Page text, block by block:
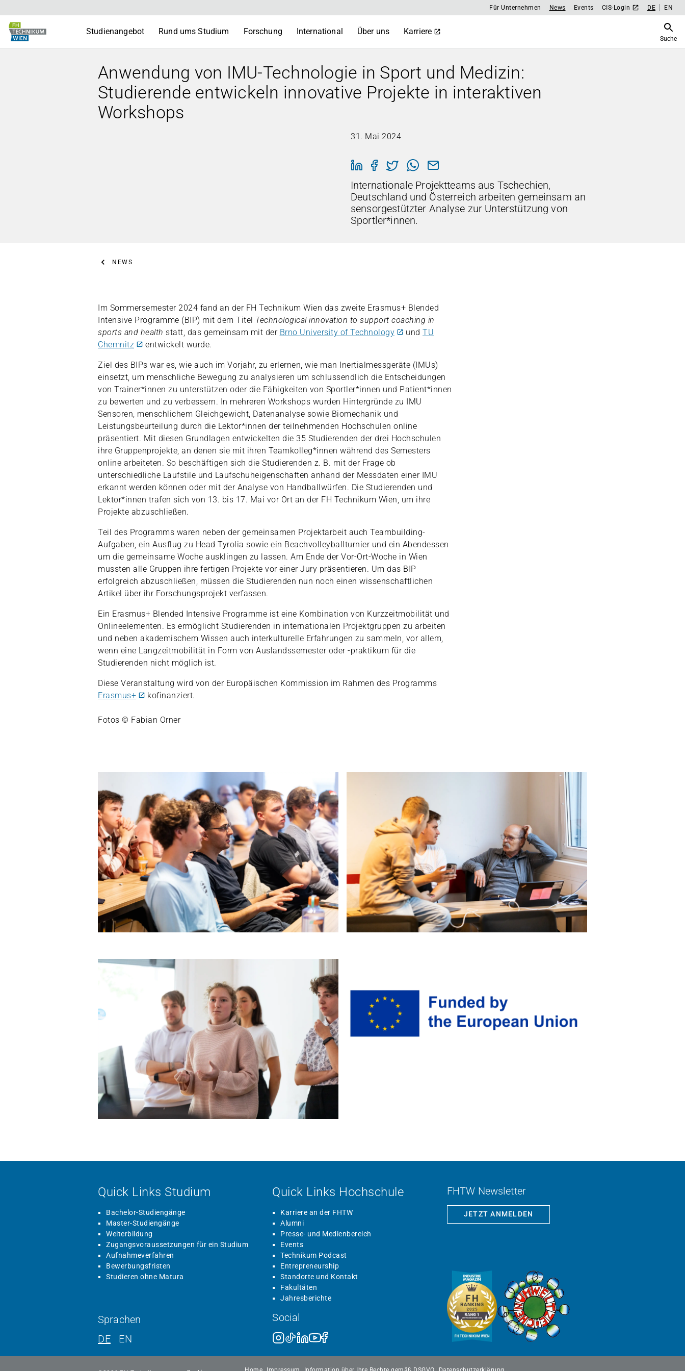
Für Unternehmen News Events CIS-Login DE EN
Studienangebot Rund ums Studium Forschung International Über uns Karriere
Suche
Anwendung von IMU-Technologie in Sport und Medizin:
Studierende entwickeln innovative Projekte in interaktiven
Workshops
31. Mai 2024
Internationale Projektteams aus Tschechien,
Deutschland und Österreich arbeiten gemeinsam an
sensorgestützter Analyse zur Unterstützung von
Sportler*innen.
NEWS
Im Sommersemester 2024 fand an der FH Technikum Wien das zweite Erasmus+ Blended
Intensive Programme (BIP) mit dem Titel Technological innovation to support coaching in
sports and health statt, das gemeinsam mit der Brno University of Technology und TU
Chemnitz
entwickelt wurde.
Ziel des BIPs war es, wie auch im Vorjahr, zu erlernen, wie man Inertialmessgeräte (IMUs)
einsetzt, um menschliche Bewegung zu analysieren um schlussendlich die Entscheidungen
von Trainer*innen zu unterstützen oder die Fähigkeiten von Sportler*innen und Patient*innen
zu bewerten und zu verbessern. In mehreren Workshops wurden Hintergründe zu IMU
Sensoren, menschlichem Gleichgewicht, Datenanalyse sowie Biomechanik und
Leistungsbeurteilung durch die Lektor*innen der teilnehmenden Hochschulen online
präsentiert. Mit diesen Grundlagen entwickelten die 35 Studierenden der drei Hochschulen
ihre Gruppenprojekte, an denen sie mit ihren Teamkolleg*innen während des Semesters
online arbeiteten. So beschäftigen sich die Studierenden z. B. mit der Frage ob
unterschiedliche Laufstile und Laufschuheigenschaften anhand der Messdaten einer IMU
erkannt werden können oder mit der Analyse von Handballwürfen. Die Studierenden und
Lektor*innen trafen sich von 13. bis 17. Mai vor Ort an der FH Technikum Wien, um ihre
Projekte abzuschließen.
Teil des Programms waren neben der gemeinsamen Projektarbeit auch Teambuilding-
Aufgaben, ein Ausflug zu Head Tyrolia sowie ein Beachvolleyballturnier und ein Abendessen
um die gemeinsame Woche ausklingen zu lassen. Am Ende der Vor-Ort-Woche in Wien
mussten alle Gruppen ihre fertigen Projekte vor einer Jury präsentieren. Um das BIP
erfolgreich abzuschließen, müssen die Studierenden nun noch einen wissenschaftlichen
Artikel über ihr Forschungsprojekt verfassen.
Ein Erasmus+ Blended Intensive Programme ist eine Kombination von Kurzzeitmobilität und
Onlineelementen. Es ermöglicht Studierenden in internationalen Projektgruppen zu arbeiten
und neben akademischem Wissen auch interkulturelle Erfahrungen zu sammeln, vor allem,
wenn eine Langzeitmobilität in Form von Auslandssemester oder -praktikum für die
Studierenden nicht möglich ist.
Diese Veranstaltung wird von der Europäischen Kommission im Rahmen des Programms
Erasmus+
kofinanziert.
Fotos © Fabian Orner
Quick Links Studium
Bachelor-Studiengänge
Master-Studiengänge
Weiterbildung
Zugangsvoraussetzungen für ein Studium
Aufnahmeverfahren
Bewerbungsfristen
Studieren ohne Matura
Quick Links Hochschule
Karriere an der FHTW
Alumni
Presse- und Medienbereich
Events
Technikum Podcast
Entrepreneurship
Standorte und Kontakt
Fakultäten
Jahresberichte
FHTW Newsletter
JETZT ANMELDEN
Sprachen
DE
EN
Social